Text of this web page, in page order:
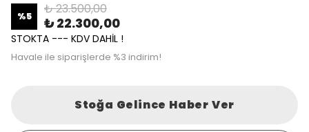
%5 ₺ 23.500,00
₺ 22.300,00
STOKTA --- KDV DAHİL !
Havale ile siparişlerde %3 indirim!
Stoğa Gelince Haber Ver